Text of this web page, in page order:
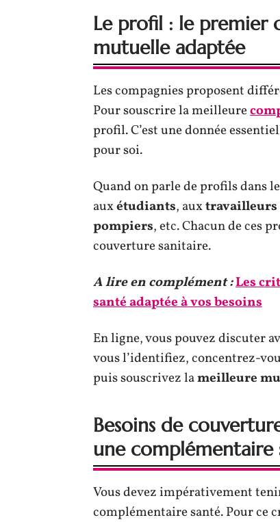
Le profil : le premier
mutuelle adaptée
Les compagnies proposent
Pour souscrire la meilleure
profil. C’est une donnée
pour soi.
Quand on parle de profils dans
auxétudiants, auxtravailleurs
pompiers, etc. Chacun de ces
couverture sanitaire.
A lire en complément :Les
santé adaptée à vos besoins
En ligne, vous pouvez discuter
vous l’identifiez, concentrez-
puis souscrivez lameilleure
Besoins de
une complémentaire
Vous devez impérativement
complémentaire santé. Pour ce